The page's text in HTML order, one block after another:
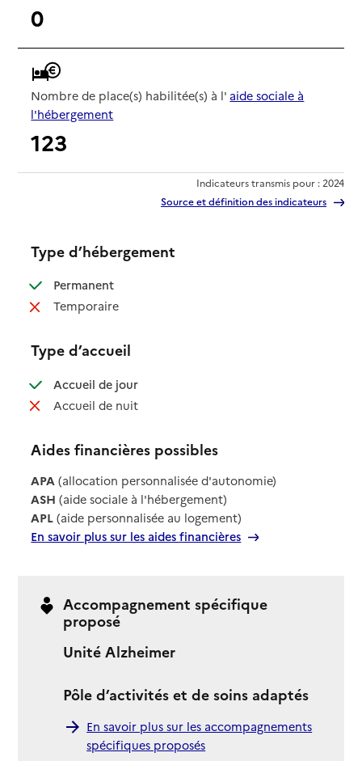
0
Nombre de place(s) habilitée(s) à l' aide sociale à
l'hébergement
123
Indicateurs transmis pour : 2024
Source et définition des indicateurs
Type d’hébergement
Permanent: disponible
Temporaire: non disponible
Type d’accueil
Accueil de jour: disponible
Accueil de nuit: non disponible
Aides financières possibles
APA (allocation personnalisée d'autonomie)
ASH (aide sociale à l'hébergement)
APL (aide personnalisée au logement)
En savoir plus sur les aides financières
Accompagnement spécifique
proposé
Unité Alzheimer
Pôle d’activités et de soins adaptés
En savoir plus sur les accompagnements
spécifiques proposés